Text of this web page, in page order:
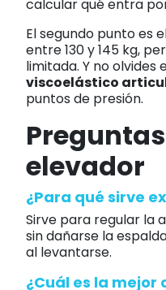
calcular qué entra
El segundo punto es
entre 130 y 145 kg,
limitada. Y no
viscoelástico
puntos de presión.
elevador
¿Para qué sirve
Sirve para regular la
sin dañarse la
al levantarse.
¿Cuál es la